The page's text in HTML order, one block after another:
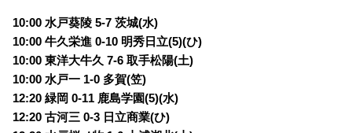
10:00 水戸葵陵 5-7 茨城(水)
10:00 牛久栄進 0-10 明秀日立(5)(ひ)
10:00 東洋大牛久 7-6 取手松陽(土)
10:00 水戸一 1-0 多賀(笠)
12:20 緑岡 0-11 鹿島学園(5)(水)
12:20 古河三 0-3 日立商業(ひ)